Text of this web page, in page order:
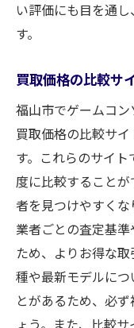
い評価にも目を通
す。
買取価格の比較サ
福山市でゲームコン
買取価格の比較サ
す。これらのサイ
度に比較すること
者を見つけやすくな
業者ごとの査定基
ため、よりお得な
種や最新モデルに
とがあるため、必
ょう。また、比較